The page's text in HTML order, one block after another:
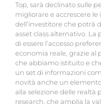
Top, sarà declinato sulle
migliorare e accrescere
dell’investitore che potrà
asset class alternativo.
di essere l’accesso
economia reale, grazie al
che abbiamo istituito e
un set di informazioni
novità anche un
alla selezione delle realtà
research, che amplia la